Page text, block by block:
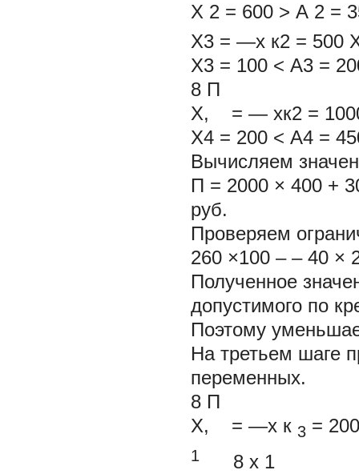
Х 2 = 600 > А 2 =
Х3 = —х к2 = 500
Х3 = 100 < А3 =
8 П
Х, = — хк2 =
Х4 = 200 < А4 =
Вычисляем
П = 2000 × 400 +
руб.
Проверяем
260 ×100 – – 40 ×
Полученное
допустимого по
Поэтому
На третьем шаге
переменных.
8 П
Х, = —х к 3 =
1 8 х 1